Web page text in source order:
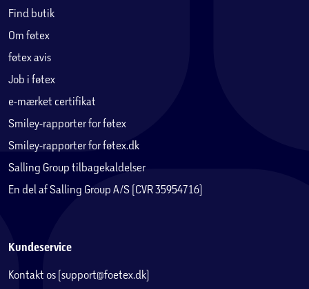
Find butik
Om føtex
føtex avis
Job i føtex
e-mærket certifikat
Smiley-rapporter for føtex
Smiley-rapporter for føtex.dk
Salling Group tilbagekaldelser
En del af Salling Group A/S (CVR 35954716)
Kundeservice
Kontakt os (support@foetex.dk)